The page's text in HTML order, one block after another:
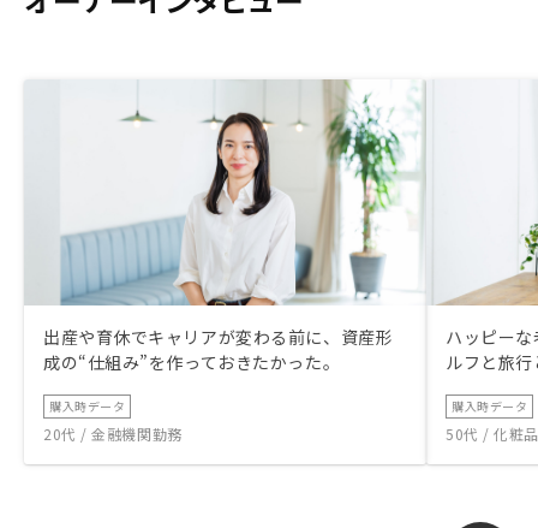
出産や育休でキャリアが変わる前に、資産形
成の“仕組み”を作っておきたかった。
購入時データ
20代 / 金融機関勤務
ハッピー
ルフと旅
購入時データ
50代 / 化粧